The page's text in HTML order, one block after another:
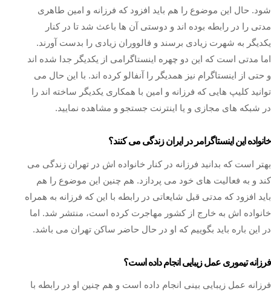
شود. حال این موضوع را هم باید افزود که فرزانه و امین طاهری
مدتی را در رابطه بوده اند و دوستی آن ها باعث شد تا در کنار
یکدیگر به شهرت زیادی برسند و فالووران زیادی را بدست آورند.
اما مدتی است که این دو چهره اینستاگرامی از یکدیگر جدا شده اند
و حتی از اینستاگرام نیز همدیگر را آنفالو کرده اند. با این حال می
توانید کلیپ هایی که فرزانه و امین با همکاری یکدیگر ساخته اند را
در شبکه‌ های مجازی و یا اینترنت جستجو و مشاهده نمایید.
خانواده این اینستاگرامر در ایران زندگی می کنند؟
بهتر است که بدانید فرزانه در کنار خانواده اش در تهران زندگی می
کند و به فعالیت‌ های خود می‌ پردازد. هم چنین این موضوع را هم
باید افزود که مدتی قبل شایعاتی در رابطه با این که فرزانه به همراه
خانواده‌ اش به خارج از کشور مهاجرت کرده است، منتشر شد. اما
در این باره باید بگوییم که او در حال حاضر ساکن تهران می باشد.
فرزانه تیموری عمل زیبایی انجام داده است؟
فرزانه عمل زیبایی بینی انجام داده است و هم چنین او در رابطه با